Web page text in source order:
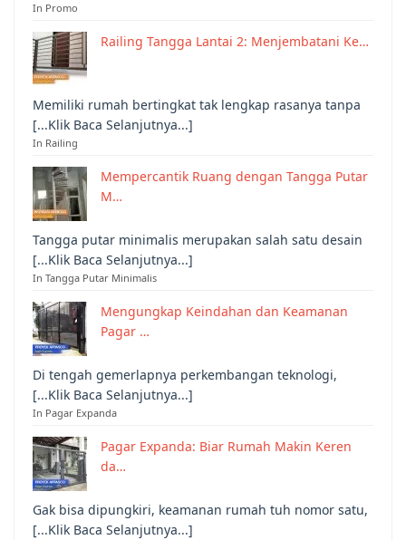
In Promo
Railing Tangga Lantai 2: Menjembatani Ke…
Memiliki rumah bertingkat tak lengkap rasanya tanpa
[...Klik Baca Selanjutnya...]
In Railing
Mempercantik Ruang dengan Tangga Putar
M…
Tangga putar minimalis merupakan salah satu desain
[...Klik Baca Selanjutnya...]
In Tangga Putar Minimalis
Mengungkap Keindahan dan Keamanan
Pagar …
Di tengah gemerlapnya perkembangan teknologi,
[...Klik Baca Selanjutnya...]
In Pagar Expanda
Pagar Expanda: Biar Rumah Makin Keren
da…
Gak bisa dipungkiri, keamanan rumah tuh nomor satu,
[...Klik Baca Selanjutnya...]